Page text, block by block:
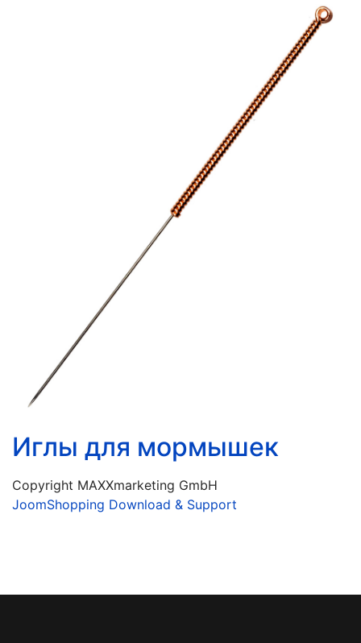
Иглы для мормышек
Copyright MAXXmarketing GmbH
JoomShopping Download & Support